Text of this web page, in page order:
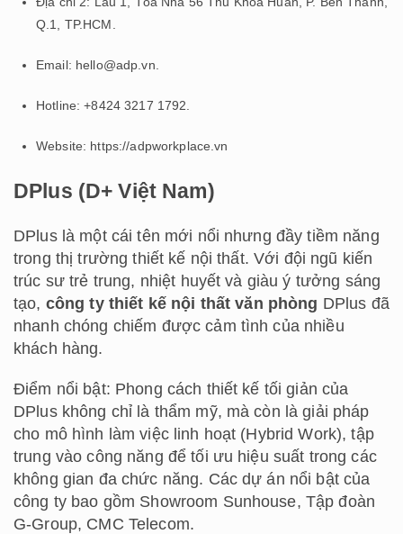
Q.1, TP.HCM.
Email: hello@adp.vn.
Hotline: +8424 3217 1792.
Website: https://adpworkplace.vn
DPlus (D+ Việt Nam)
DPlus là một cái tên mới nổi nhưng đầy tiềm năng
trong thị trường thiết kế nội thất. Với đội ngũ kiến
trúc sư trẻ trung, nhiệt huyết và giàu ý tưởng sáng
tạo, công ty thiết kế nội thất văn phòng DPlus đã
nhanh chóng chiếm được cảm tình của nhiều
khách hàng.
Điểm nổi bật: Phong cách thiết kế tối giản của
DPlus không chỉ là thẩm mỹ, mà còn là giải pháp
cho mô hình làm việc linh hoạt (Hybrid Work), tập
trung vào công năng để tối ưu hiệu suất trong các
không gian đa chức năng. Các dự án nổi bật của
công ty bao gồm Showroom Sunhouse, Tập đoàn
G-Group, CMC Telecom.